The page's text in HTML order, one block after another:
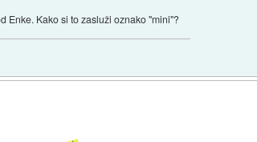
Enke. Kako si to zasluži oznako "mini"?